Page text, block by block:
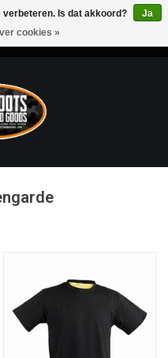
verbeteren. Is dat akkoord?
Ja
cookies »